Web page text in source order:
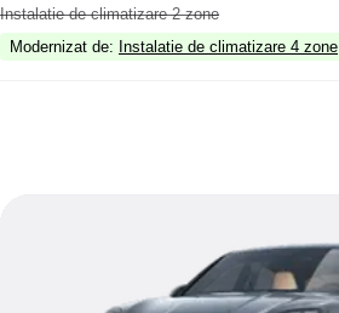
Instalatie de climatizare 2 zone
Modernizat de: Instalatie de climatizare 4 zone